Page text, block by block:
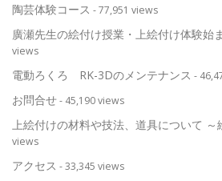
陶芸体験コース - 77,951 views
廣瀬先生の絵付け授業・上絵付け体験始
views
電動ろくろ RK-3Dのメンテナンス -
お問合せ- 45,190 views
上絵付けの材料や技法、道具について ～
views
アクセス - 33,345 views